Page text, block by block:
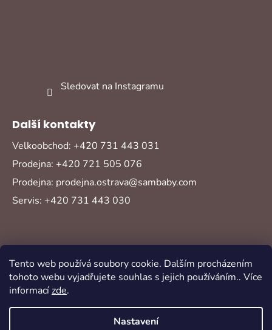
Tento web používá soubory cookie. Dalším procházením
tohoto webu vyjadřujete souhlas s jejich používáním.. Více
informacízde.
Nastavení
Sledovat na Instagramu
Další kontakty
Velkoobchod: +420 731 443 031
Prodejna: +420 721 505 076
Prodejna: prodejna.ostrava@sambaby.com
Servis: +420 731 443 030
Vytvořil Shoptet
Copyright 2026Sambaby